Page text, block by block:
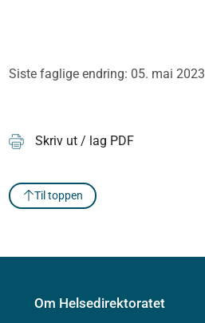
Siste faglige endring: 05. mai 2023
Skriv ut / lag PDF
Til toppen
Om Helsedirektoratet